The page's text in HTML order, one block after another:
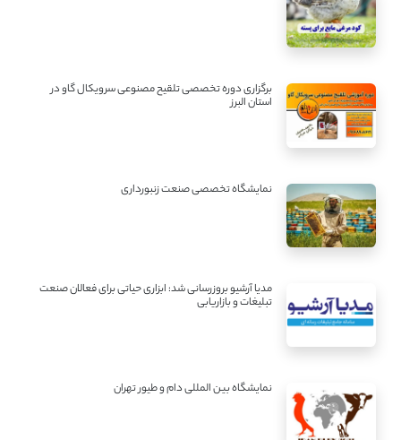
برگزاری دوره تخصصی تلقیح مصنوعی سرویکال گاو در
استان البرز
نمایشگاه تخصصی صنعت زنبورداری
مدیا آرشیو بروزرسانی شد: ابزاری حیاتی برای فعالان صنعت
تبلیغات و بازاریابی
نمایشگاه بین المللی دام و طیور تهران